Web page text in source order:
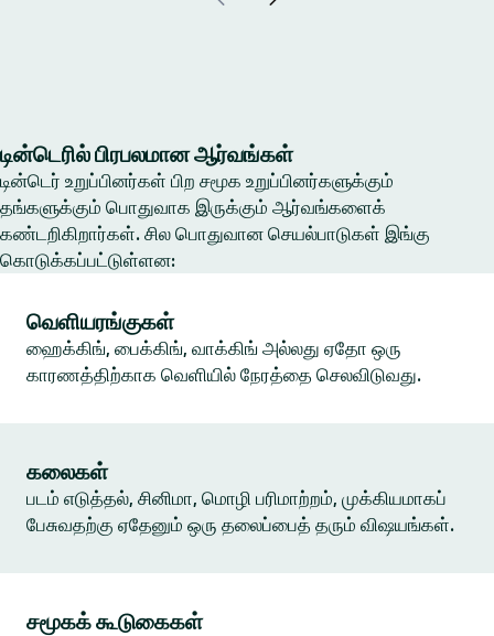
டின்டெரில் பிரபலமான ஆர்வங்கள்
டின்டெர் உறுப்பினர்கள் பிற சமூக உறுப்பினர்களுக்கும்
தங்களுக்கும் பொதுவாக இருக்கும் ஆர்வங்களைக்
கண்டறிகிறார்கள். சில பொதுவான செயல்பாடுகள் இங்கு
கொடுக்கப்பட்டுள்ளன:
வெளியரங்குகள்
ஹைக்கிங், பைக்கிங், வாக்கிங் அல்லது ஏதோ ஒரு
காரணத்திற்காக வெளியில் நேரத்தை செலவிடுவது.
கலைகள்
படம் எடுத்தல், சினிமா, மொழி பரிமாற்றம், முக்கியமாகப்
பேசுவதற்கு ஏதேனும் ஒரு தலைப்பைத் தரும் விஷயங்கள்.
சமூகக் கூடுகைகள்